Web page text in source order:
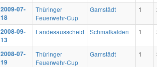
2009-07-
18
Thüringer
Feuerwehr-Cup
Gamstädt 1
2008-09-
13
Landesausscheid Schmalkalden 1
2008-07-
19
Thüringer
Feuerwehr-Cup
Gamstädt 1